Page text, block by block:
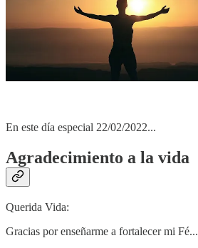
En este día especial 22/02/2022...
Agradecimiento a la vida
Querida Vida:
Gracias por enseñarme a fortalecer mi Fé...